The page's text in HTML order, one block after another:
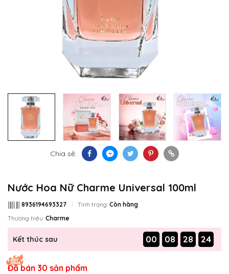
Chia sẻ:
Nước Hoa Nữ Charme Universal 100ml
8936194693327 Tình trạng: Còn hàng
Thương hiệu: Charme
Kết thúc sau 00 08 28 23
Đã bán 30 sản phẩm